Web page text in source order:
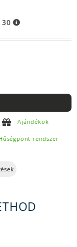
30
Ajándékok
rendszer